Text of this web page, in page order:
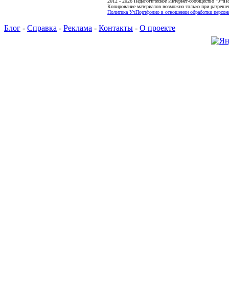
Копирование материалов возможно только при
Политика УчПортфолио в отношении обработки
Блог - Справка - Реклама - Контакты - О проекте